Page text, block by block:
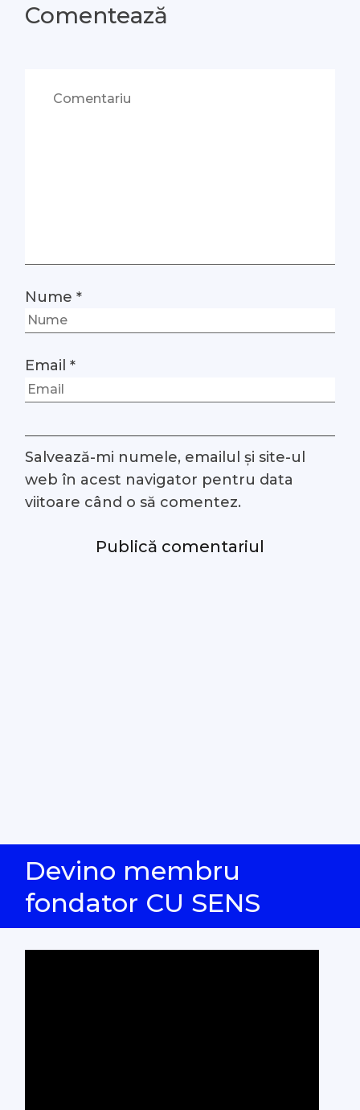
Comentează
Nume*
Email*
Salvează-mi numele, emailul și site-ul
web în acest navigator pentru data
viitoare când o să comentez.
Devino membru
fondator CU SENS